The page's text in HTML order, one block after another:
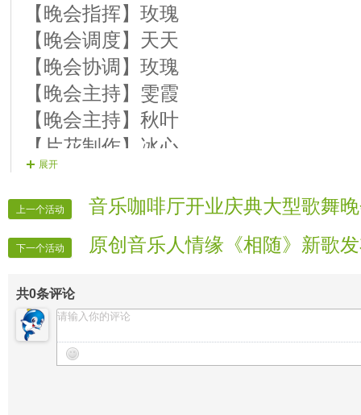
中场舞：似水情 歌曲《妈妈》
【13号演员】 静一 演唱歌曲 《相恋
【14号演员】 公主 演唱歌曲 《新女
【15号演员】 搭档 演唱歌曲 《春暖
【16号演员】 图您一笑 演唱歌曲 《
【17号演员】 长城 演唱歌曲 《最远
【18号演员】云霞 演唱歌曲 《隐形
第四篇章《流光溢彩 情醉三八》
【19号演员】 妙吉祥 演唱歌曲 《又
【21号演员】 爱心 演唱歌曲 《粉红
【22号演员】 樱桃 演唱歌曲 《
【23号演员】 99 演唱歌曲 《让世
【晚会指挥】玫瑰
【晚会调度】天天
【晚会协调】玫瑰
【晚会主持】雯霞
【晚会主持】秋叶
【片花制作】冰心
【晚会递麦】龙啸
【晚会护麦】玫瑰
【晚会广播】冰心
【晚会片花】乡野
【晚会片花】甜甜
【晚会片花】丽丽
【晚会报道】VV时报报道部
展开
上一个活动 音乐咖啡厅开业庆典大型歌舞
下一个活动 原创音乐人情缘《相随》新歌
共0条评论